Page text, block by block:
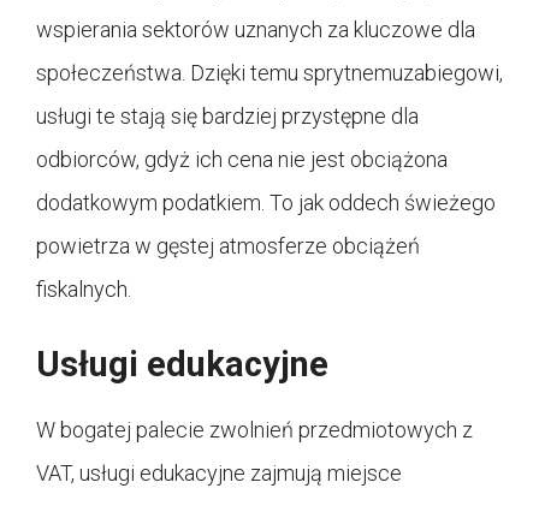
wspierania sektorów uznanych za kluczowe dla
społeczeństwa. Dzięki temu sprytnemuzabiegowi,
usługi te stają się bardziej przystępne dla
odbiorców, gdyż ich cena nie jest obciążona
dodatkowym podatkiem. To jak oddech świeżego
powietrza w gęstej atmosferze obciążeń
fiskalnych.
Usługi edukacyjne
W bogatej palecie zwolnień przedmiotowych z
VAT, usługi edukacyjne zajmują miejsce